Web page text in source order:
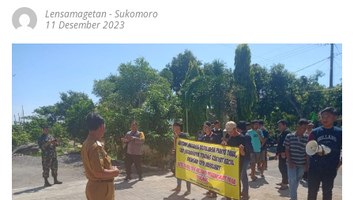
Lensamagetan-Sukomoro
11 Desember 2023